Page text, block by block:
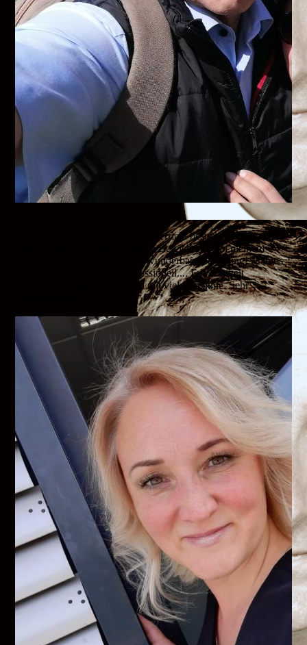
Wow, daß ich einmal Gesangsunterricht besuchen würde und
diesen dann auch noch als große Bereicherung in meinem
Leben empfinde... das ist eine wunderbare Erfahrung! Marcus
ist nicht nur musikalisch professionell.... Er vermittelt
einfühlsam, begeisternd....und mit viel Empathie. Sehr